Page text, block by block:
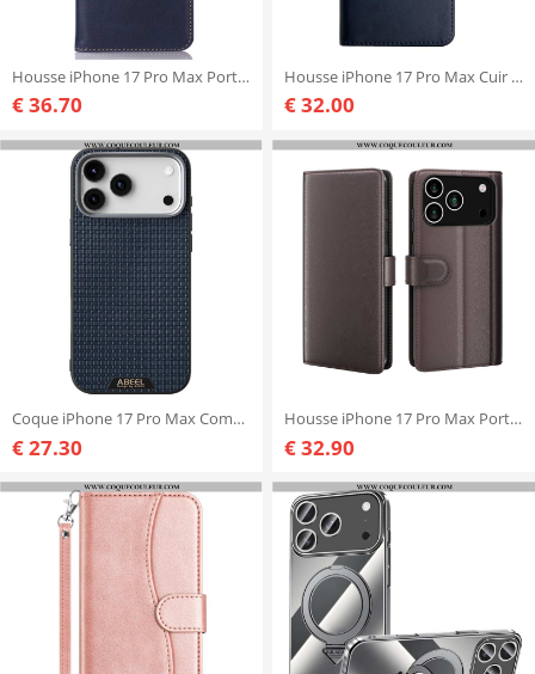
Housse iPhone 17 Pro Max Portefeuille RFID Cuir Premium
€ 36.70
Housse iPhone 17 Pro Max Cuir Premium
€ 32.00
Coque iPhone 17 Pro Max Compatible MagSafe ABEEL
€ 27.30
Housse iPhone 17 Pro Max Portefeuille Cuir Véritable
€ 32.90